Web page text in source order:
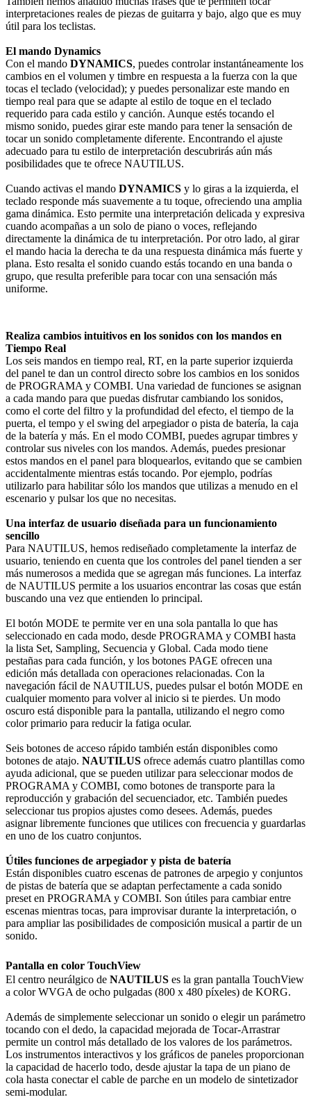
interpretaciones reales de piezas de guitarra y bajo, algo que es muy
útil para los teclistas.
El mando Dynamics
Con el mando DYNAMICS, puedes controlar instantáneamente los
cambios en el volumen y timbre en respuesta a la fuerza con la que
tocas el teclado (velocidad); y puedes personalizar este mando en
tiempo real para que se adapte al estilo de toque en el teclado
requerido para cada estilo y canción. Aunque estés tocando el
mismo sonido, puedes girar este mando para tener la sensación de
tocar un sonido completamente diferente. Encontrando el ajuste
adecuado para tu estilo de interpretación descubrirás aún más
posibilidades que te ofrece NAUTILUS.
Cuando activas el mando DYNAMICS y lo giras a la izquierda, el
teclado responde más suavemente a tu toque, ofreciendo una amplia
gama dinámica. Esto permite una interpretación delicada y expresiva
cuando acompañas a un solo de piano o voces, reflejando
directamente la dinámica de tu interpretación. Por otro lado, al girar
el mando hacia la derecha te da una respuesta dinámica más fuerte y
plana. Esto resalta el sonido cuando estás tocando en una banda o
grupo, que resulta preferible para tocar con una sensación más
uniforme.
Realiza cambios intuitivos en los sonidos con los mandos en
Tiempo Real
Los seis mandos en tiempo real, RT, en la parte superior izquierda
del panel te dan un control directo sobre los cambios en los sonidos
de PROGRAMA y COMBI. Una variedad de funciones se asignan
a cada mando para que puedas disfrutar cambiando los sonidos,
como el corte del filtro y la profundidad del efecto, el tiempo de la
puerta, el tempo y el swing del arpegiador o pista de batería, la caja
de la batería y más. En el modo COMBI, puedes agrupar timbres y
controlar sus niveles con los mandos. Además, puedes presionar
estos mandos en el panel para bloquearlos, evitando que se cambien
accidentalmente mientras estás tocando. Por ejemplo, podrías
utilizarlo para habilitar sólo los mandos que utilizas a menudo en el
escenario y pulsar los que no necesitas.
Una interfaz de usuario diseñada para un funcionamiento
sencillo
Para NAUTILUS, hemos rediseñado completamente la interfaz de
usuario, teniendo en cuenta que los controles del panel tienden a ser
más numerosos a medida que se agregan más funciones. La interfaz
de NAUTILUS permite a los usuarios encontrar las cosas que están
buscando una vez que entienden lo principal.
El botón MODE te permite ver en una sola pantalla lo que has
seleccionado en cada modo, desde PROGRAMA y COMBI hasta
la lista Set, Sampling, Secuencia y Global. Cada modo tiene
pestañas para cada función, y los botones PAGE ofrecen una
edición más detallada con operaciones relacionadas. Con la
navegación fácil de NAUTILUS, puedes pulsar el botón MODE en
cualquier momento para volver al inicio si te pierdes. Un modo
oscuro está disponible para la pantalla, utilizando el negro como
color primario para reducir la fatiga ocular.
Seis botones de acceso rápido también están disponibles como
botones de atajo. NAUTILUS ofrece además cuatro plantillas como
ayuda adicional, que se pueden utilizar para seleccionar modos de
PROGRAMA y COMBI, como botones de transporte para la
reproducción y grabación del secuenciador, etc. También puedes
seleccionar tus propios ajustes como desees. Además, puedes
asignar libremente funciones que utilices con frecuencia y guardarlas
en uno de los cuatro conjuntos.
Útiles funciones de arpegiador y pista de batería
Están disponibles cuatro escenas de patrones de arpegio y conjuntos
de pistas de batería que se adaptan perfectamente a cada sonido
preset en PROGRAMA y COMBI. Son útiles para cambiar entre
escenas mientras tocas, para improvisar durante la interpretación, o
para ampliar las posibilidades de composición musical a partir de un
sonido.
Pantalla en color TouchView
El centro neurálgico de NAUTILUS es la gran pantalla TouchView
a color WVGA de ocho pulgadas (800 x 480 píxeles) de KORG.
Además de simplemente seleccionar un sonido o elegir un parámetro
tocando con el dedo, la capacidad mejorada de Tocar-Arrastrar
permite un control más detallado de los valores de los parámetros.
Los instrumentos interactivos y los gráficos de paneles proporcionan
la capacidad de hacerlo todo, desde ajustar la tapa de un piano de
cola hasta conectar el cable de parche en un modelo de sintetizador
semi-modular.